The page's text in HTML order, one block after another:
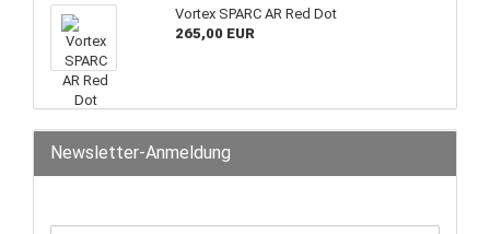
Vortex SPARC AR Red Dot
265,00 EUR
Newsletter-Anmeldung